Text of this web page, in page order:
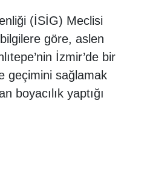
(İSİG) Meclisi
göre, aslen
İzmir’de bir
geçimini sağlamak
boyacılık yaptığı